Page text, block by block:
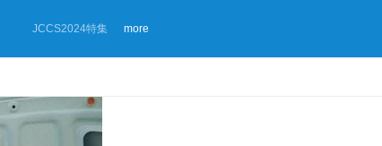
JCCS2024特集 more